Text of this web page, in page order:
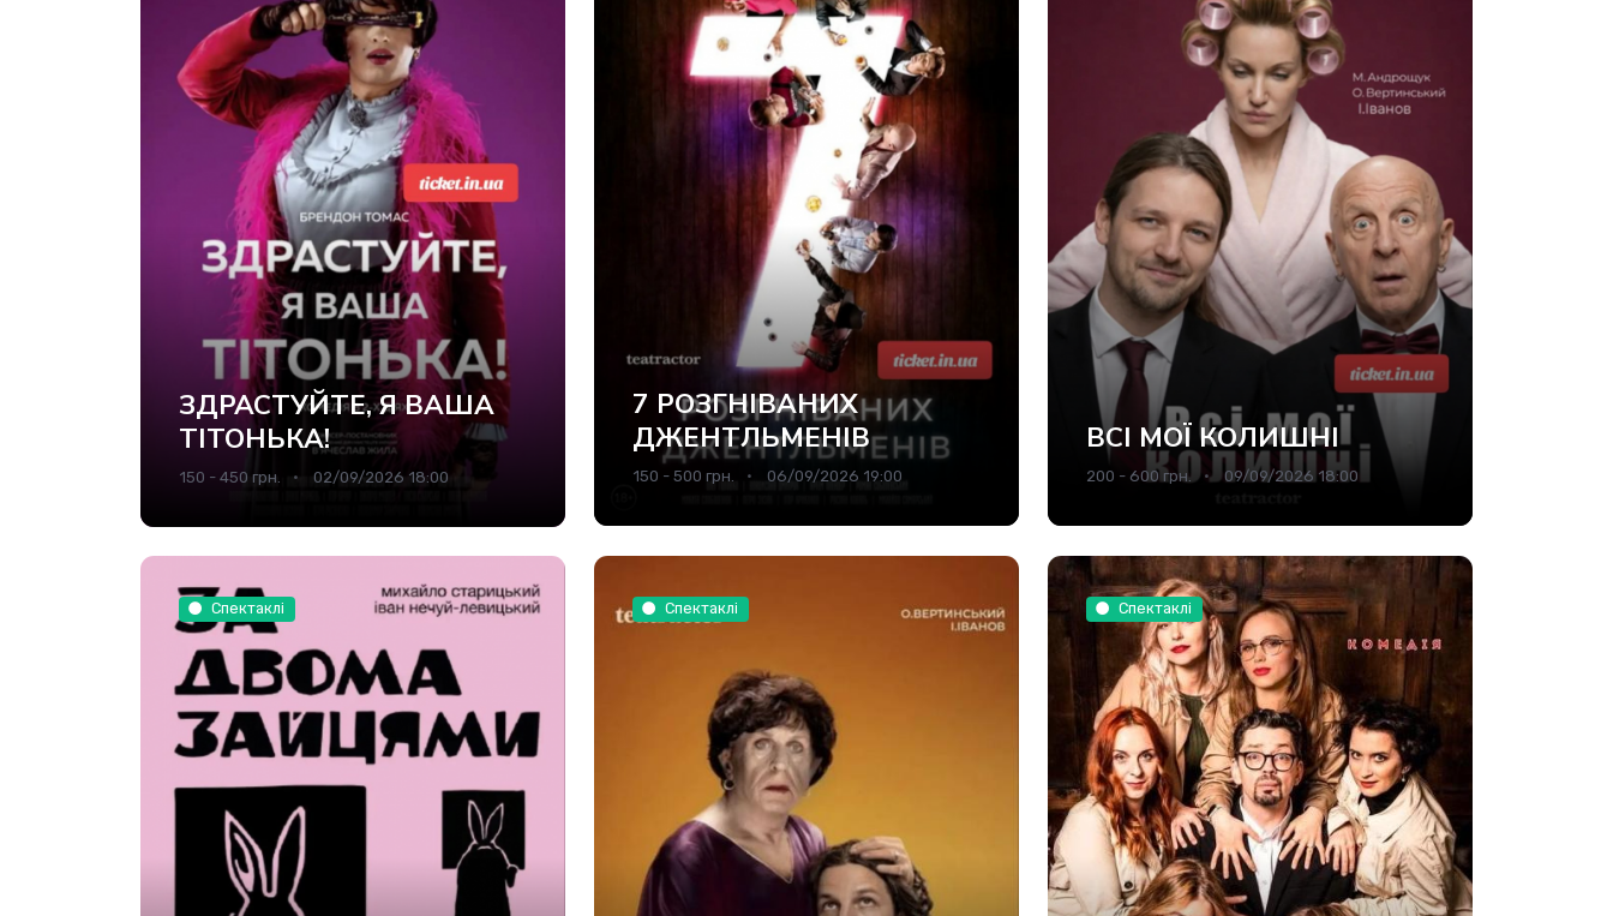
ЗДРАСТУЙТЕ, Я ВАША
ТІТОНЬКА!
150 - 450 грн. 02/09/2026 18:00
7 РОЗГНІВАНИХ
ДЖЕНТЛЬМЕНІВ
150 - 500 грн. 06/09/2026 19:00
ВСІ МОЇ КОЛИШНІ
200 - 600 грн. 09/09/2026 18:00
Спектаклі Спектаклі Спектаклі